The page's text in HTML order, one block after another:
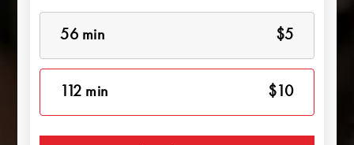
56 min $5
112 min $10